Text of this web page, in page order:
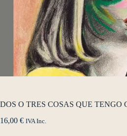
DOS O TRES COSAS QUE TENGO
16,00 € IVA Inc.